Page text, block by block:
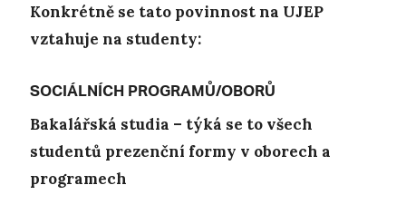
Konkrétně se tato povinnost na UJEP
vztahuje na studenty:
SOCIÁLNÍCH PROGRAMŮ/OBORŮ
Bakalářská studia – týká se to všech
studentů prezenční formy v oborech a
programech